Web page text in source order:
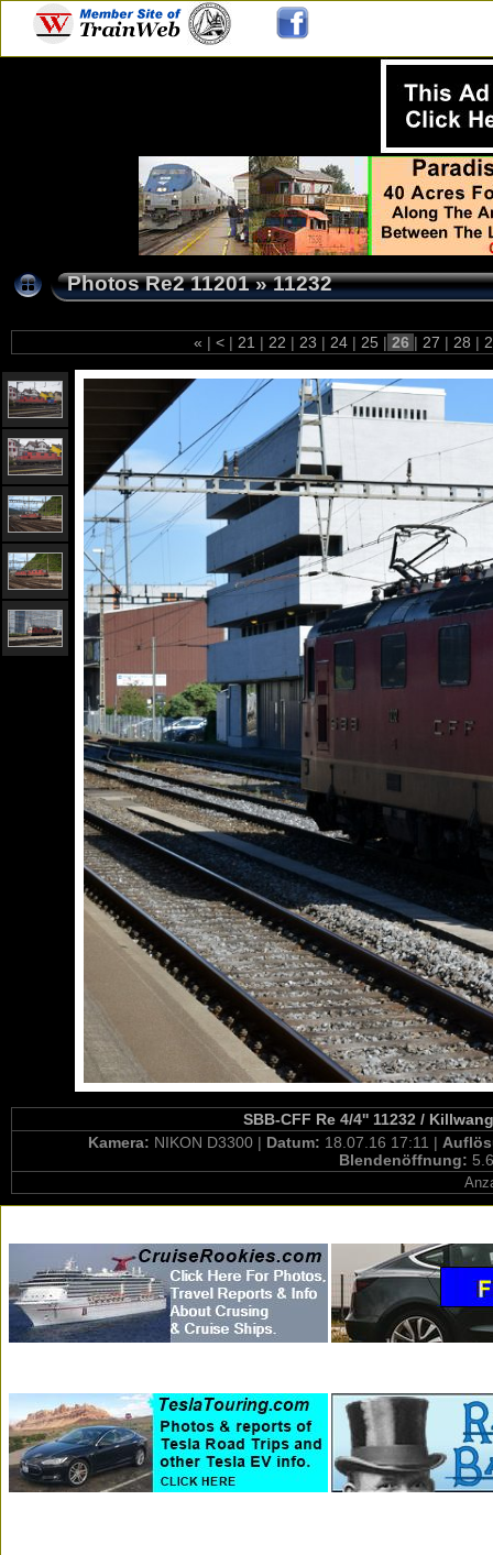
Photos Re2 11201»11232
« | < | 21 | 22 | 23 | 24 | 25 | 26 | 27 | 28 |
SBB-CFF Re 4/4'' 11232 /
Kamera: NIKON D3300 | Datum: 18.07.16 17:11 |
Blendenöffnung: